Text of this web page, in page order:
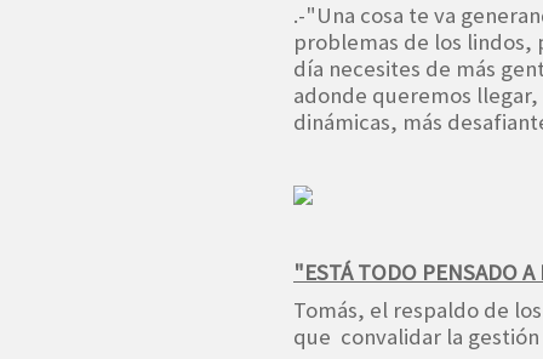
.-"Una cosa te va
problemas de los lindos,
día necesites de más
adonde queremos llegar,
dinámicas, más
"ESTÁ TODO PENSADO A
Tomás, el respaldo de
que convalidar la